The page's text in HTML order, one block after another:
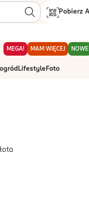
Pobierz
MEGA! MAM WIĘCEJ NOWE
Lifestyle Foto